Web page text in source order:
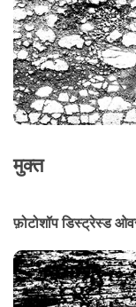
मुक्त
फ़ोटोशॉप डिस्ट्रेस्ड